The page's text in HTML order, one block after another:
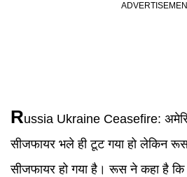
Russia Ukraine Ceasefire:
सीजफायर भले ही टूट गया हो लेकिन
सीजफायर हो गया है। रूस ने कहा है